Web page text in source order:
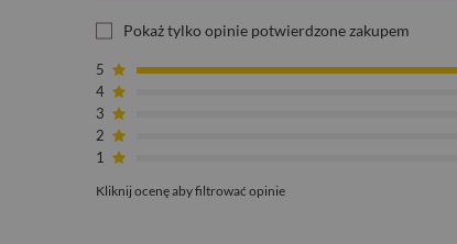
Pokaż tylko opinie potwierdzone zakupem
5
4
3
2
1
Kliknij ocenę aby filtrować opinie